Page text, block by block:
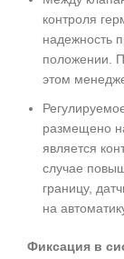
контроля
надежность
положении.
этом
размещено
является
случае
границу,
на
Фиксация в